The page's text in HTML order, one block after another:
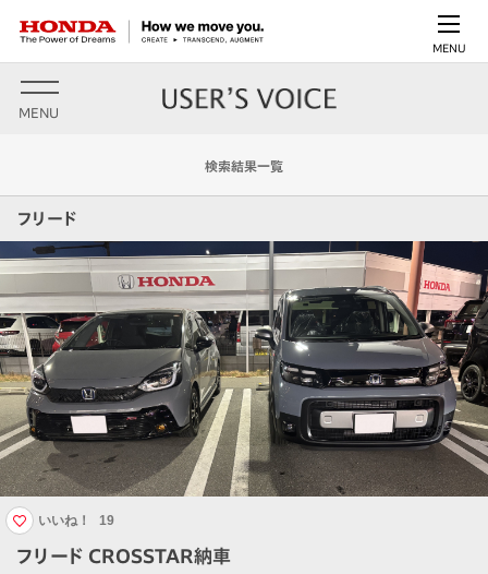
MENU
MENU
検索結果一覧
フリード
フリード CROSSTAR納車
いいね！ 19